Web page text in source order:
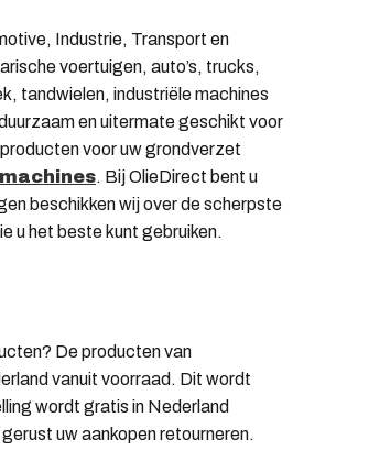
Industrie, Transport en
voertuigen, auto’s, trucks,
tandwielen, industriële machines
en uitermate geschikt voor
voor uw grondverzet
. Bij OlieDirect bent u
beschikken wij over de scherpste
u het beste kunt gebruiken.
De producten van
vanuit voorraad. Dit wordt
wordt gratis in Nederland
uw aankopen retourneren.